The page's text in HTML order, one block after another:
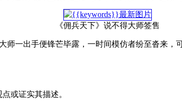
《佣兵天下》说不得大师签售
一出手便锋芒毕露，一时间模仿者纷至沓来
或证实其描述。